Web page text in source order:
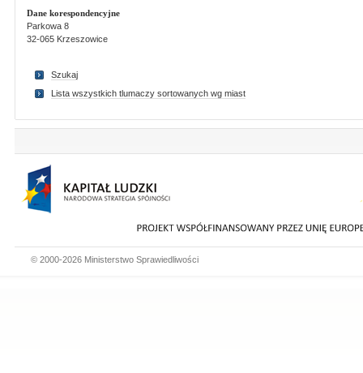
Dane korespondencyjne
Parkowa 8
32-065 Krzeszowice
Szukaj
Lista wszystkich tlumaczy sortowanych wg miast
© 2000-2026 Ministerstwo Sprawiedliwości